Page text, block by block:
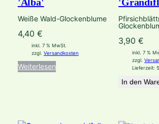
Weiße Wald-Glockenblume
4,40 €
inkl. 7 % MwSt.
zzgl. Versandkosten
Weiterlesen
3,90€
inkl. 7 %
zzgl.
Lieferzeit:
In den